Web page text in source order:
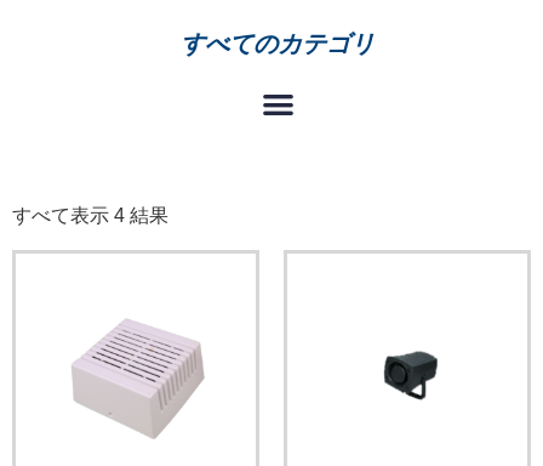
すべてのカテゴリ
すべて表示 4 結果